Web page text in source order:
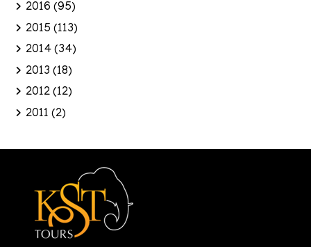
2016 (95)
2015 (113)
2014 (34)
2013 (18)
2012 (12)
2011 (2)